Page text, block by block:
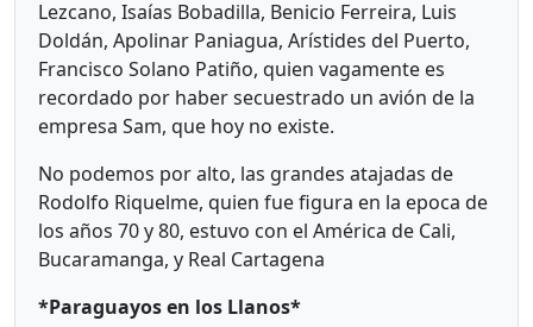
Lezcano, Isaías Bobadilla, Benicio Ferreira, Luis
Doldán, Apolinar Paniagua, Arístides del Puerto,
Francisco Solano Patiño, quien vagamente es
recordado por haber secuestrado un avión de la
empresa Sam, que hoy no existe.
No podemos por alto, las grandes atajadas de
Rodolfo Riquelme, quien fue figura en la epoca de
los años 70 y 80, estuvo con el América de Cali,
Bucaramanga, y Real Cartagena
*Paraguayos en los Llanos*